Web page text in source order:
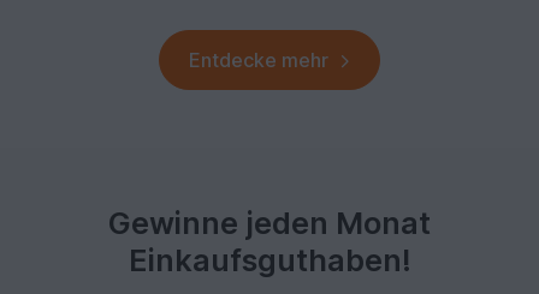
Entdecke mehr
Gewinne jeden Monat
Einkaufsguthaben!